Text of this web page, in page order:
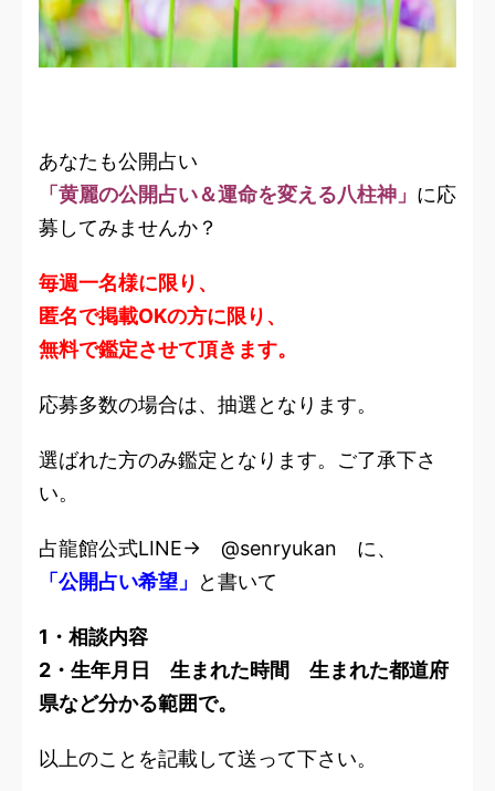
あなたも公開占い
「黄麗の公開占い＆運命を変える八柱神」 に応
募してみませんか？
毎週一名様に限り、
匿名で掲載OKの方に限り、
無料で鑑定させて頂きます。
応募多数の場合は、抽選となります。
選ばれた方のみ鑑定となります。ご了承下さ
い。
占龍館公式LINE→ @senryukan に、
「公開占い希望」
と書いて
1・相談内容
2・生年月日 生まれた時間 生まれた都道府
県など分かる範囲で。
以上のことを記載して送って下さい。